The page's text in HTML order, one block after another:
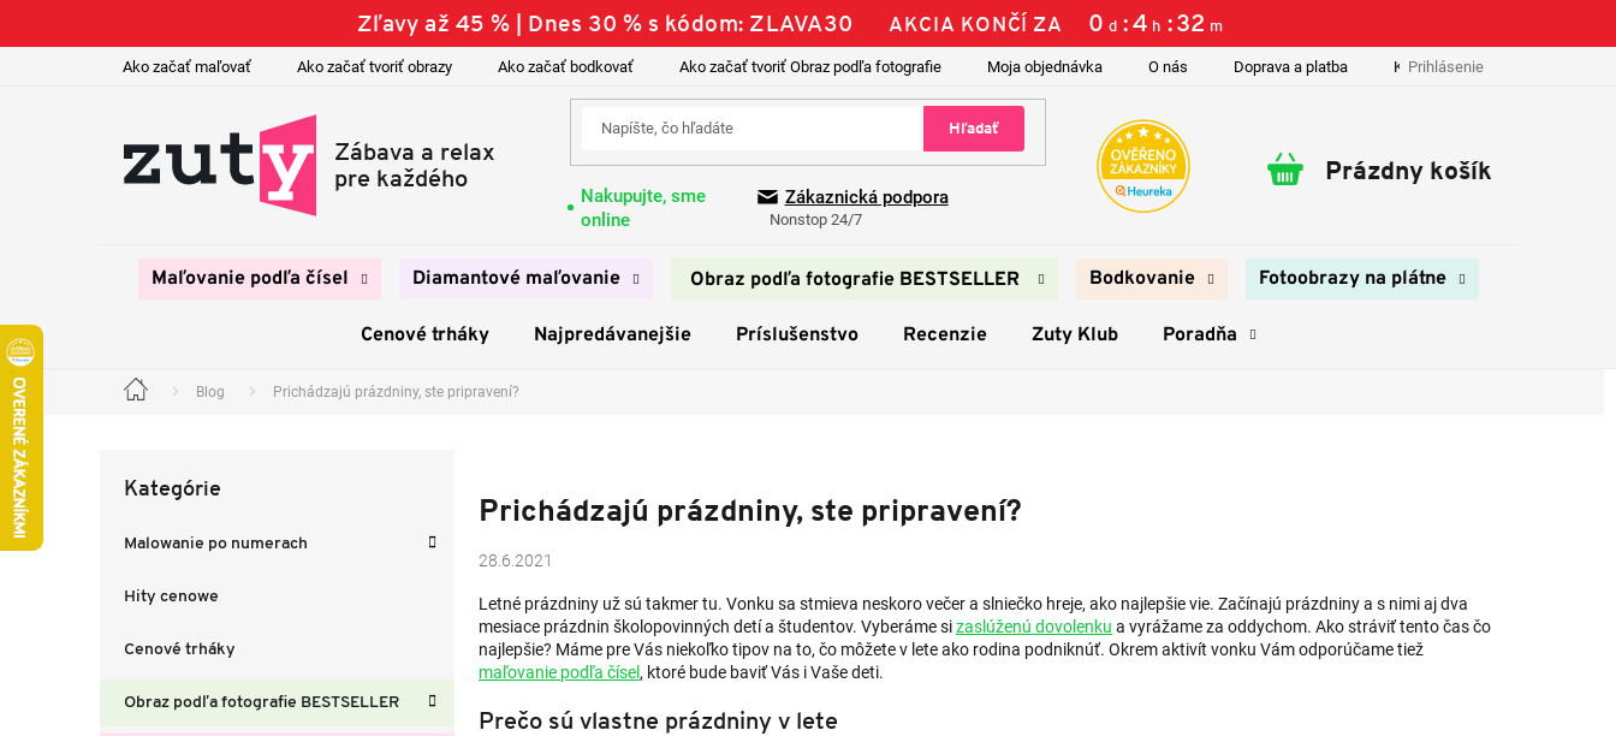
Zľavy až 45 % | Dnes 30 % s kódom: ZLAVA30 AKCIA KONČÍ ZA 0 d 4 h 32 m
Ako začať maľovať Ako začať tvoriť obrazy Ako začať bodkovať Ako začať tvoriť Obraz podľa fotografie Moja objednávka O nás Doprava a platba Kontakty
Prihlásenie
Hľadať
Nakupujte, sme
online
Zákaznická podpora
Nonstop 24/7
Nákupný
Prázdny košík
Maľovanie podľa čísel Diamantové maľovanie Obraz podľa fotografie BESTSELLER Bodkovanie Fotoobrazy na plátne
Cenové trháky Najpredávanejšie Príslušenstvo Recenzie Zuty Klub Poradňa
Domov Blog Prichádzajú prázdniny, ste pripravení?
kategórie
Kategórie
Malowanie po numerach
Hity cenowe
Cenové trháky
Obraz podľa fotografie BESTSELLER
Prichádzajú prázdniny, ste pripravení?
28.6.2021
Letné prázdniny už sú takmer tu. Vonku sa stmieva neskoro večer a slniečko hreje, ako najlepšie vie. Začínajú prázdniny a s nimi aj dva
mesiace prázdnin školopovinných detí a študentov. Vyberáme sizaslúženú dovolenku a vyrážame za oddychom. Ako stráviť tento čas čo
najlepšie? Máme pre Vás niekoľko tipov na to, čo môžete v lete ako rodina podniknúť. Okrem aktivít vonku Vám odporúčame tiež
maľovanie podľa čísel , ktoré bude baviť Vás i Vaše deti.
Prečo sú vlastne prázdniny v lete